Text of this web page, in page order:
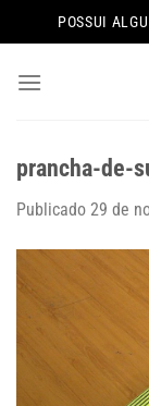
to
POSSUI
prancha-de-
Publicado 29 de